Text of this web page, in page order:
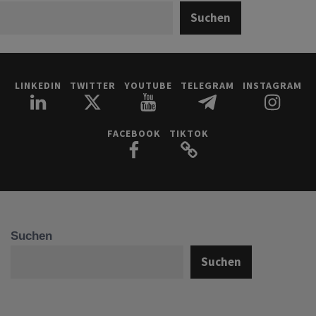
Suchen
LINKEDIN TWITTER YOUTUBE TELEGRAM INSTAGRAM
FACEBOOK TIKTOK
Suchen
Suchen